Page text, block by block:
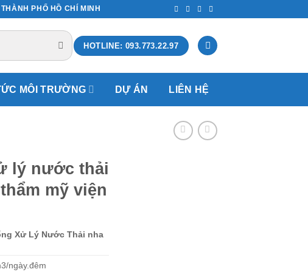
PHỐ HỒ CHÍ MINH
HOTLINE: 093.773.22.97
MÔI TRƯỜNG DỰ ÁN LIÊN HỆ
lý nước thải
mỹ viện
Xử Lý Nước Thải nha
ngày.đêm